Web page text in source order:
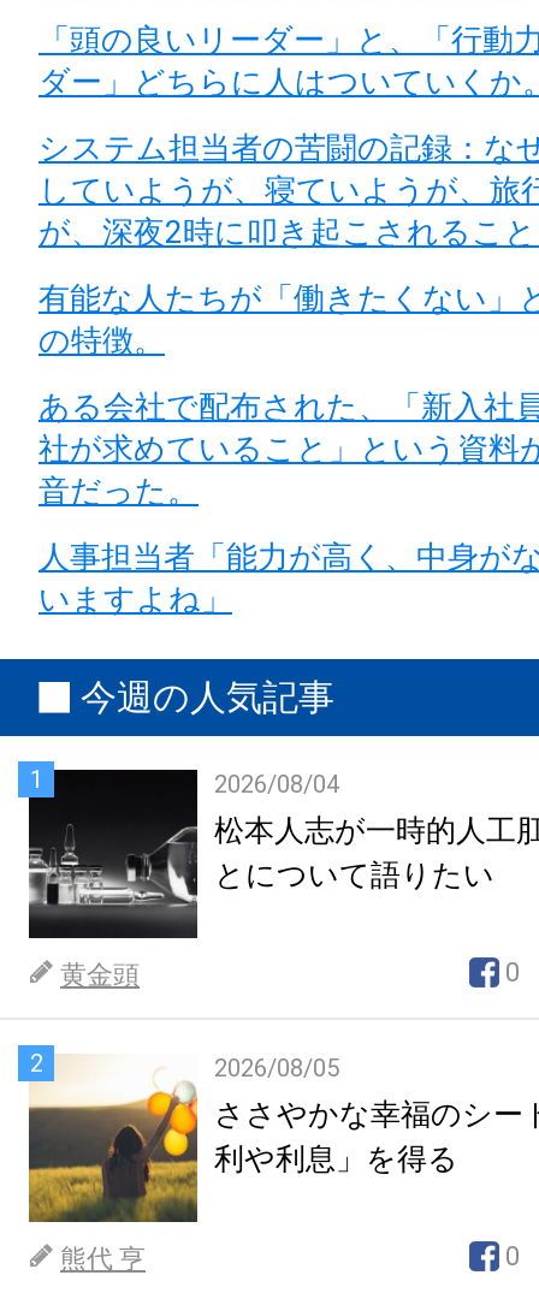
「頭の良いリーダー」と、「行動
ダー」どちらに人はついていくか
システム担当者の苦闘の記録：な
していようが、寝ていようが、旅
が、深夜2時に叩き起こされるこ
有能な人たちが「働きたくない」
の特徴。
ある会社で配布された、「新入社
社が求めていること」という資料
音だった。
人事担当者「能力が高く、中身が
いますよね」
今週の人気記事
1 2026/08/04
松本人志が一時的人工
とについて語りたい
黄金頭 0
2 2026/08/05
ささやかな幸福のシー
利や利息」を得る
熊代 亨 0